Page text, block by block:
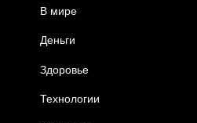
В мире
Деньги
Здоровье
Технологии